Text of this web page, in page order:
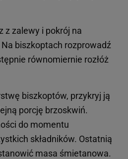
z zalewy i pokrój na
biszkoptach rozprowadź
równomiernie rozłóż
biszkoptów, przykryj ją
porcję brzoskwiń.
do momentu
składników. Ostatnią
masa śmietanowa.